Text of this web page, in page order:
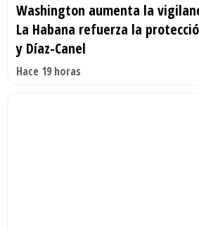
Washington aumenta la
La Habana refuerza la
y Díaz-Canel
Hace 19 horas